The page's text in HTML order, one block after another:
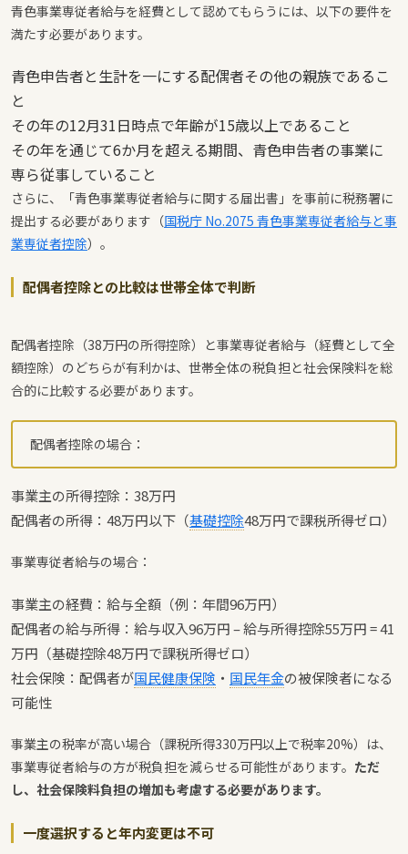
青色事業専従者給与を経費として認めてもらうには、以下の要件を
満たす必要があります。
青色申告者と生計を一にする配偶者その他の親族であるこ
と
その年の12月31日時点で年齢が15歳以上であること
その年を通じて6か月を超える期間、青色申告者の事業に
専ら従事していること
さらに、「青色事業専従者給与に関する届出書」を事前に税務署に
提出する必要があります（国税庁 No.2075 青色事業専従者給与と事
業専従者控除）。
配偶者控除との比較は世帯全体で判断
配偶者控除（38万円の所得控除）と事業専従者給与（経費として全
額控除）のどちらが有利かは、世帯全体の税負担と社会保険料を総
合的に比較する必要があります。
配偶者控除の場合：
事業主の所得控除：38万円
配偶者の所得：48万円以下（基礎控除48万円で課税所得ゼロ）
事業専従者給与の場合：
事業主の経費：給与全額（例：年間96万円）
配偶者の給与所得：給与収入96万円 – 給与所得控除55万円 = 41
万円（基礎控除48万円で課税所得ゼロ）
社会保険：配偶者が国民健康保険 ・ 国民年金の被保険者になる
可能性
事業主の税率が高い場合（課税所得330万円以上で税率20%）は、
事業専従者給与の方が税負担を減らせる可能性があります。 ただ
し、社会保険料負担の増加も考慮する必要があります。
一度選択すると年内変更は不可